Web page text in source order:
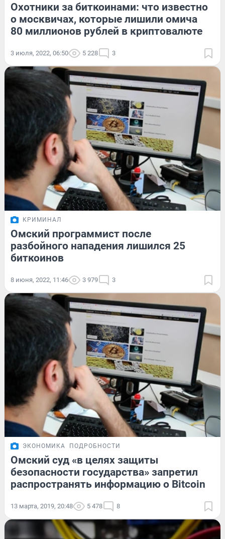
Охотники за биткоинами: что известно
о москвичах, которые лишили омича
80 миллионов рублей в криптовалюте
3 июля, 2022, 06:50 5 228 3
КРИМИНАЛ
Омский программист после
разбойного нападения лишился 25
биткоинов
8 июня, 2022, 11:46 3 979 3
ЭКОНОМИКА ПОДРОБНОСТИ
Омский суд «в целях защиты
безопасности государства» запретил
распространять информацию о Bitcoin
13 марта, 2019, 20:48 5 478 8